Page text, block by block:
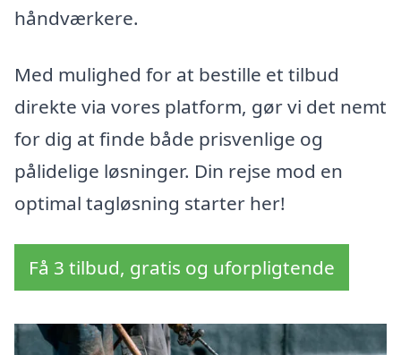
håndværkere.
Med mulighed for at bestille et tilbud
direkte via vores platform, gør vi det nemt
for dig at finde både prisvenlige og
pålidelige løsninger. Din rejse mod en
optimal tagløsning starter her!
Få 3 tilbud, gratis og uforpligtende